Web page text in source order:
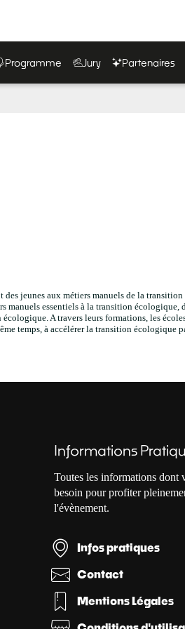
Programme Jury Partenaires
jeunes aux métiers manuels de la
manuels essentiels à la transition
A travers leurs formations, les
temps, à accélérer la transition écologique
Informations
Toutes les informations dont
besoin pour profiter
l'évènement.
Infos pratiques
Contact
Mentions Légales